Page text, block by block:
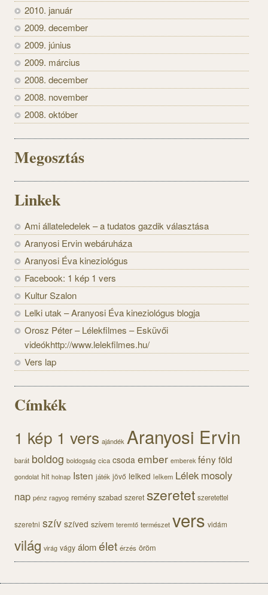
2010. január
2009. december
2009. június
2009. március
2008. december
2008. november
2008. október
Megosztás
Linkek
Ami állateledelek – a tudatos gazdik választása
Aranyosi Ervin webáruháza
Aranyosi Éva kineziológus
Facebook: 1 kép 1 vers
Kultur Szalon
Lelki utak – Aranyosi Éva kineziológus blogja
Orosz Péter – Lélekfilmes – Esküvői
videókhttp://www.lelekfilmes.hu/
Vers lap
Címkék
1 kép 1 vers ajándék Aranyosi Ervin
barát boldog boldogság cica csoda ember emberek fényföld
gondolat hit holnap Isten játék jövő lelked lelkem Lélek mosoly
nap pénz ragyog remény szabad szeret szeretet szeretettel
szeretni szív szíved szívem teremtő természet vers vidám
világ virág vágy álomélet érzés öröm